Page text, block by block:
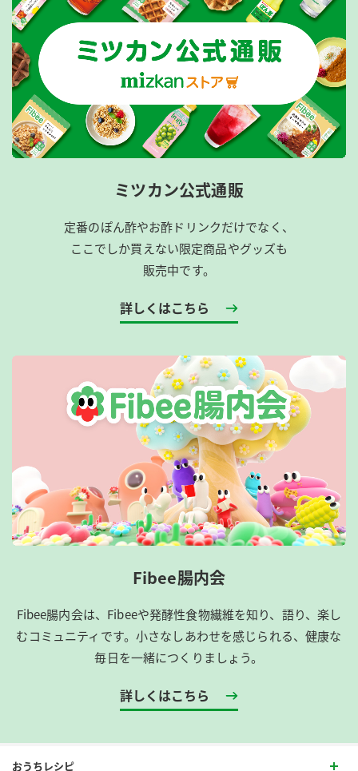
ミツカン公式通販
定番のぽん酢やお酢ドリンクだけでなく、
ここでしか買えない限定商品やグッズも
販売中です。
詳しくはこちら
Fibee腸内会
Fibee腸内会は、​Fibeeや発酵性食物繊維を知り、語り、楽し
むコミュニティです。​小さなしあわせを感じられる、健康な
毎日を一緒につくりましょう。
詳しくはこちら
おうちレシピ